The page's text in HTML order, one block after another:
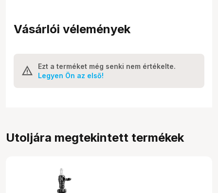
Vásárlói vélemények
Ezt a terméket még senki nem értékelte.
Legyen Ön az első!
Utoljára megtekintett termékek